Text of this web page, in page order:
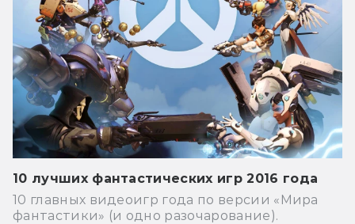
10 лучших фантастических игр 2016 года
10 главных видеоигр года по версии «Мира
фантастики» (и одно разочарование).